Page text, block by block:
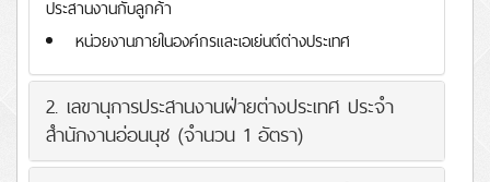
ประสานงานกับลูกค้า
หน่วยงานภายในองค์กรและเอเย่นต์ต่างประเทศ
2. เลขานุการประสานงานฝ่ายต่างประเทศ ประจำ
สำนักงานอ่อนนุช (จำนวน 1 อัตรา)